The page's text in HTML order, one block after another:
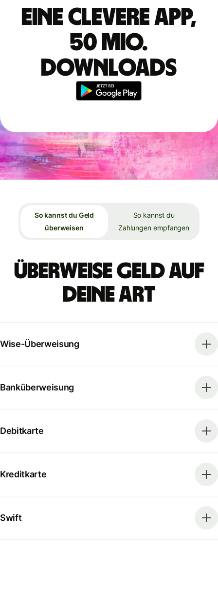
Eine clevere App,
50 Mio.
Downloads
So kannst du Geld
überweisen
So kannst du
Zahlungen empfangen
Überweise Geld auf
deine Art
Wise-Überweisung
Banküberweisung
Debitkarte
Kreditkarte
Swift